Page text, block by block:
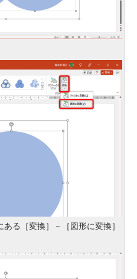
る［変換］－［図形に変換］